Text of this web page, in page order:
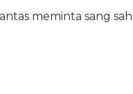
meminta sang